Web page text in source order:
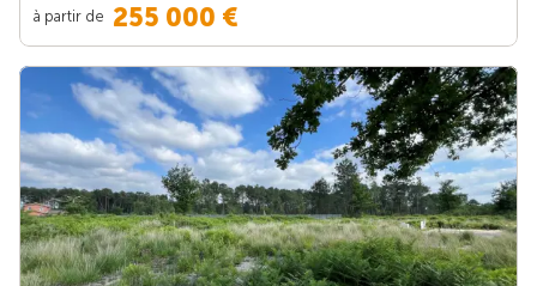
à partir de 255 000 €